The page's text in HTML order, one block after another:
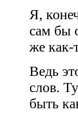
Я,
сам бы
же
Ведь
слов.
быть